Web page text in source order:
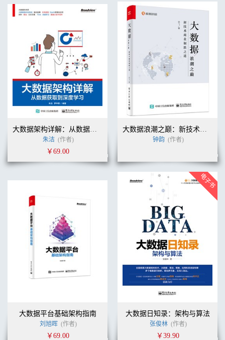
大数据架构详解：从数据获取到深度学习
朱洁 (作者)
￥69.00
大数据浪潮之巅：新技术商业制胜之道
钟韵 (作者)
大数据平台基础架构指南
刘旭晖 (作者)
￥69.00
大数据日知录：架构与算法
张俊林 (作者)
￥39.90